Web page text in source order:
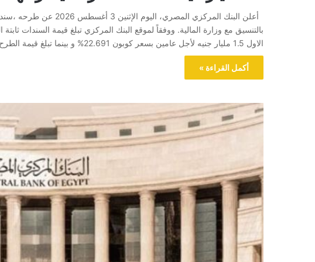
الاول 1.5 مليار جنيه لأجل عامين بسعر كوبون 22.691% و بينما تبلغ قيمة الطرح الثاني 15…
أكمل القراءة »